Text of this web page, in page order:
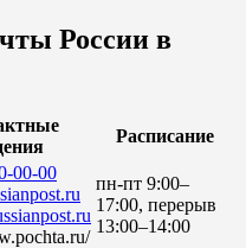
России в
Расписание
00-00
пн-пт 9:00–
17:00, перерыв
13:00–14:00